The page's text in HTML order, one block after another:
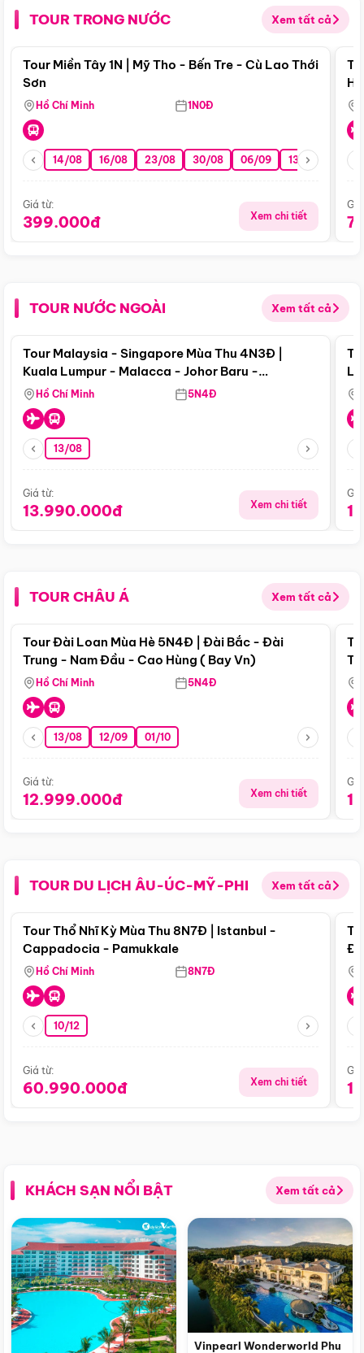
TOUR TRONG NƯỚC Xem tất cả
Điểm nổi bật
Tour Miền Tây 1N | Mỹ Tho - Bến Tre - Cù Lao Thới
Sơn
Hồ Chí Minh 1N0Đ
14/08 16/08 23/08 30/08 06/09 13/09 20/09
Giá từ:
399.000đ Xem chi tiết
TOUR NƯỚC NGOÀI Xem tất cả
Điểm nổi bật
Tour Malaysia - Singapore Mùa Thu 4N3Đ |
Kuala Lumpur - Malacca - Johor Baru -
Singapore
Hồ Chí Minh 5N4Đ
13/08
Giá từ:
13.990.000đ Xem chi tiết
TOUR CHÂU Á Xem tất cả
Điểm nổi bật
Tour Đài Loan Mùa Hè 5N4Đ | Đài Bắc - Đài
Trung - Nam Đầu - Cao Hùng ( Bay Vn)
Hồ Chí Minh 5N4Đ
13/08 12/09 01/10
Giá từ:
12.999.000đ Xem chi tiết
TOUR DU LỊCH ÂU-ÚC-MỸ-PHI Xem tất cả
Điểm nổi bật
Tour Thổ Nhĩ Kỳ Mùa Thu 8N7Đ | Istanbul -
Cappadocia - Pamukkale
Hồ Chí Minh 8N7Đ
10/12
Giá từ:
60.990.000đ Xem chi tiết
KHÁCH SẠN NỔI BẬT Xem tất cả
Vinpearl Wonderworld Phu